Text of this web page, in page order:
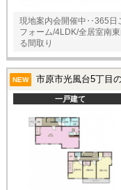
現地案内会開催中‥365日
フォーム/4LDK/全居室南
る間取り
NEW 市原市光風台5丁目
一戸建て